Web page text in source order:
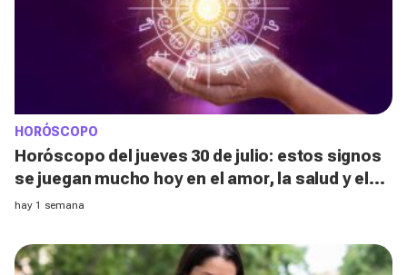
HORÓSCOPO
Horóscopo del jueves 30 de julio: estos signos
se juegan mucho hoy en el amor, la salud y el
dinero sin darse cuenta
hay 1 semana